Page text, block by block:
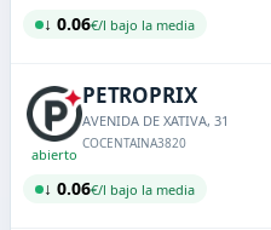
↓ 0.06€/l bajo la media
abierto
PETROPRIX
AVENIDA DE XATIVA, 31
COCENTAINA3820
↓ 0.06€/l bajo la media